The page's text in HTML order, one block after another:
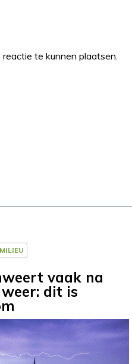
reactie te kunnen plaatsen.
vaak na
dit is